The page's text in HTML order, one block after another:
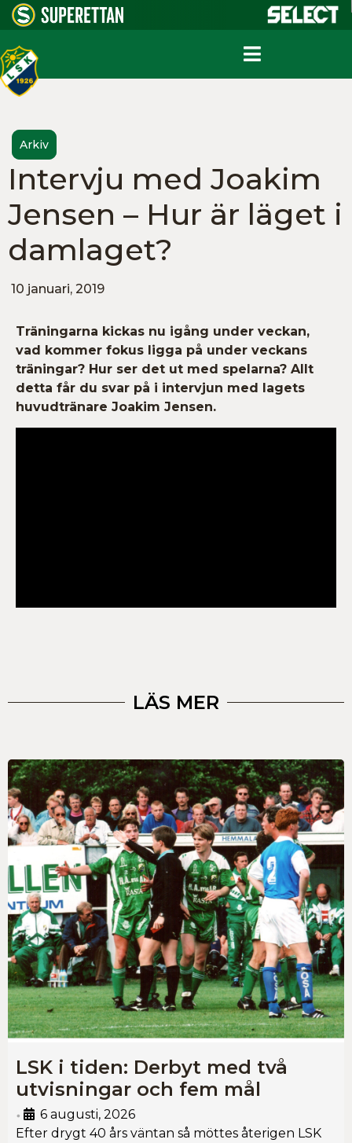
Arkiv
Intervju med Joakim
Jensen – Hur är läget i
damlaget?
10 januari, 2019
Träningarna kickas nu igång under veckan,
vad kommer fokus ligga på under veckans
träningar? Hur ser det ut med spelarna? Allt
detta får du svar på i intervjun med lagets
huvudtränare Joakim Jensen.
LÄS MER
LSK i tiden: Derbyt med två
utvisningar och fem mål
•
6 augusti, 2026
Efter drygt 40 års väntan så möttes återigen LSK